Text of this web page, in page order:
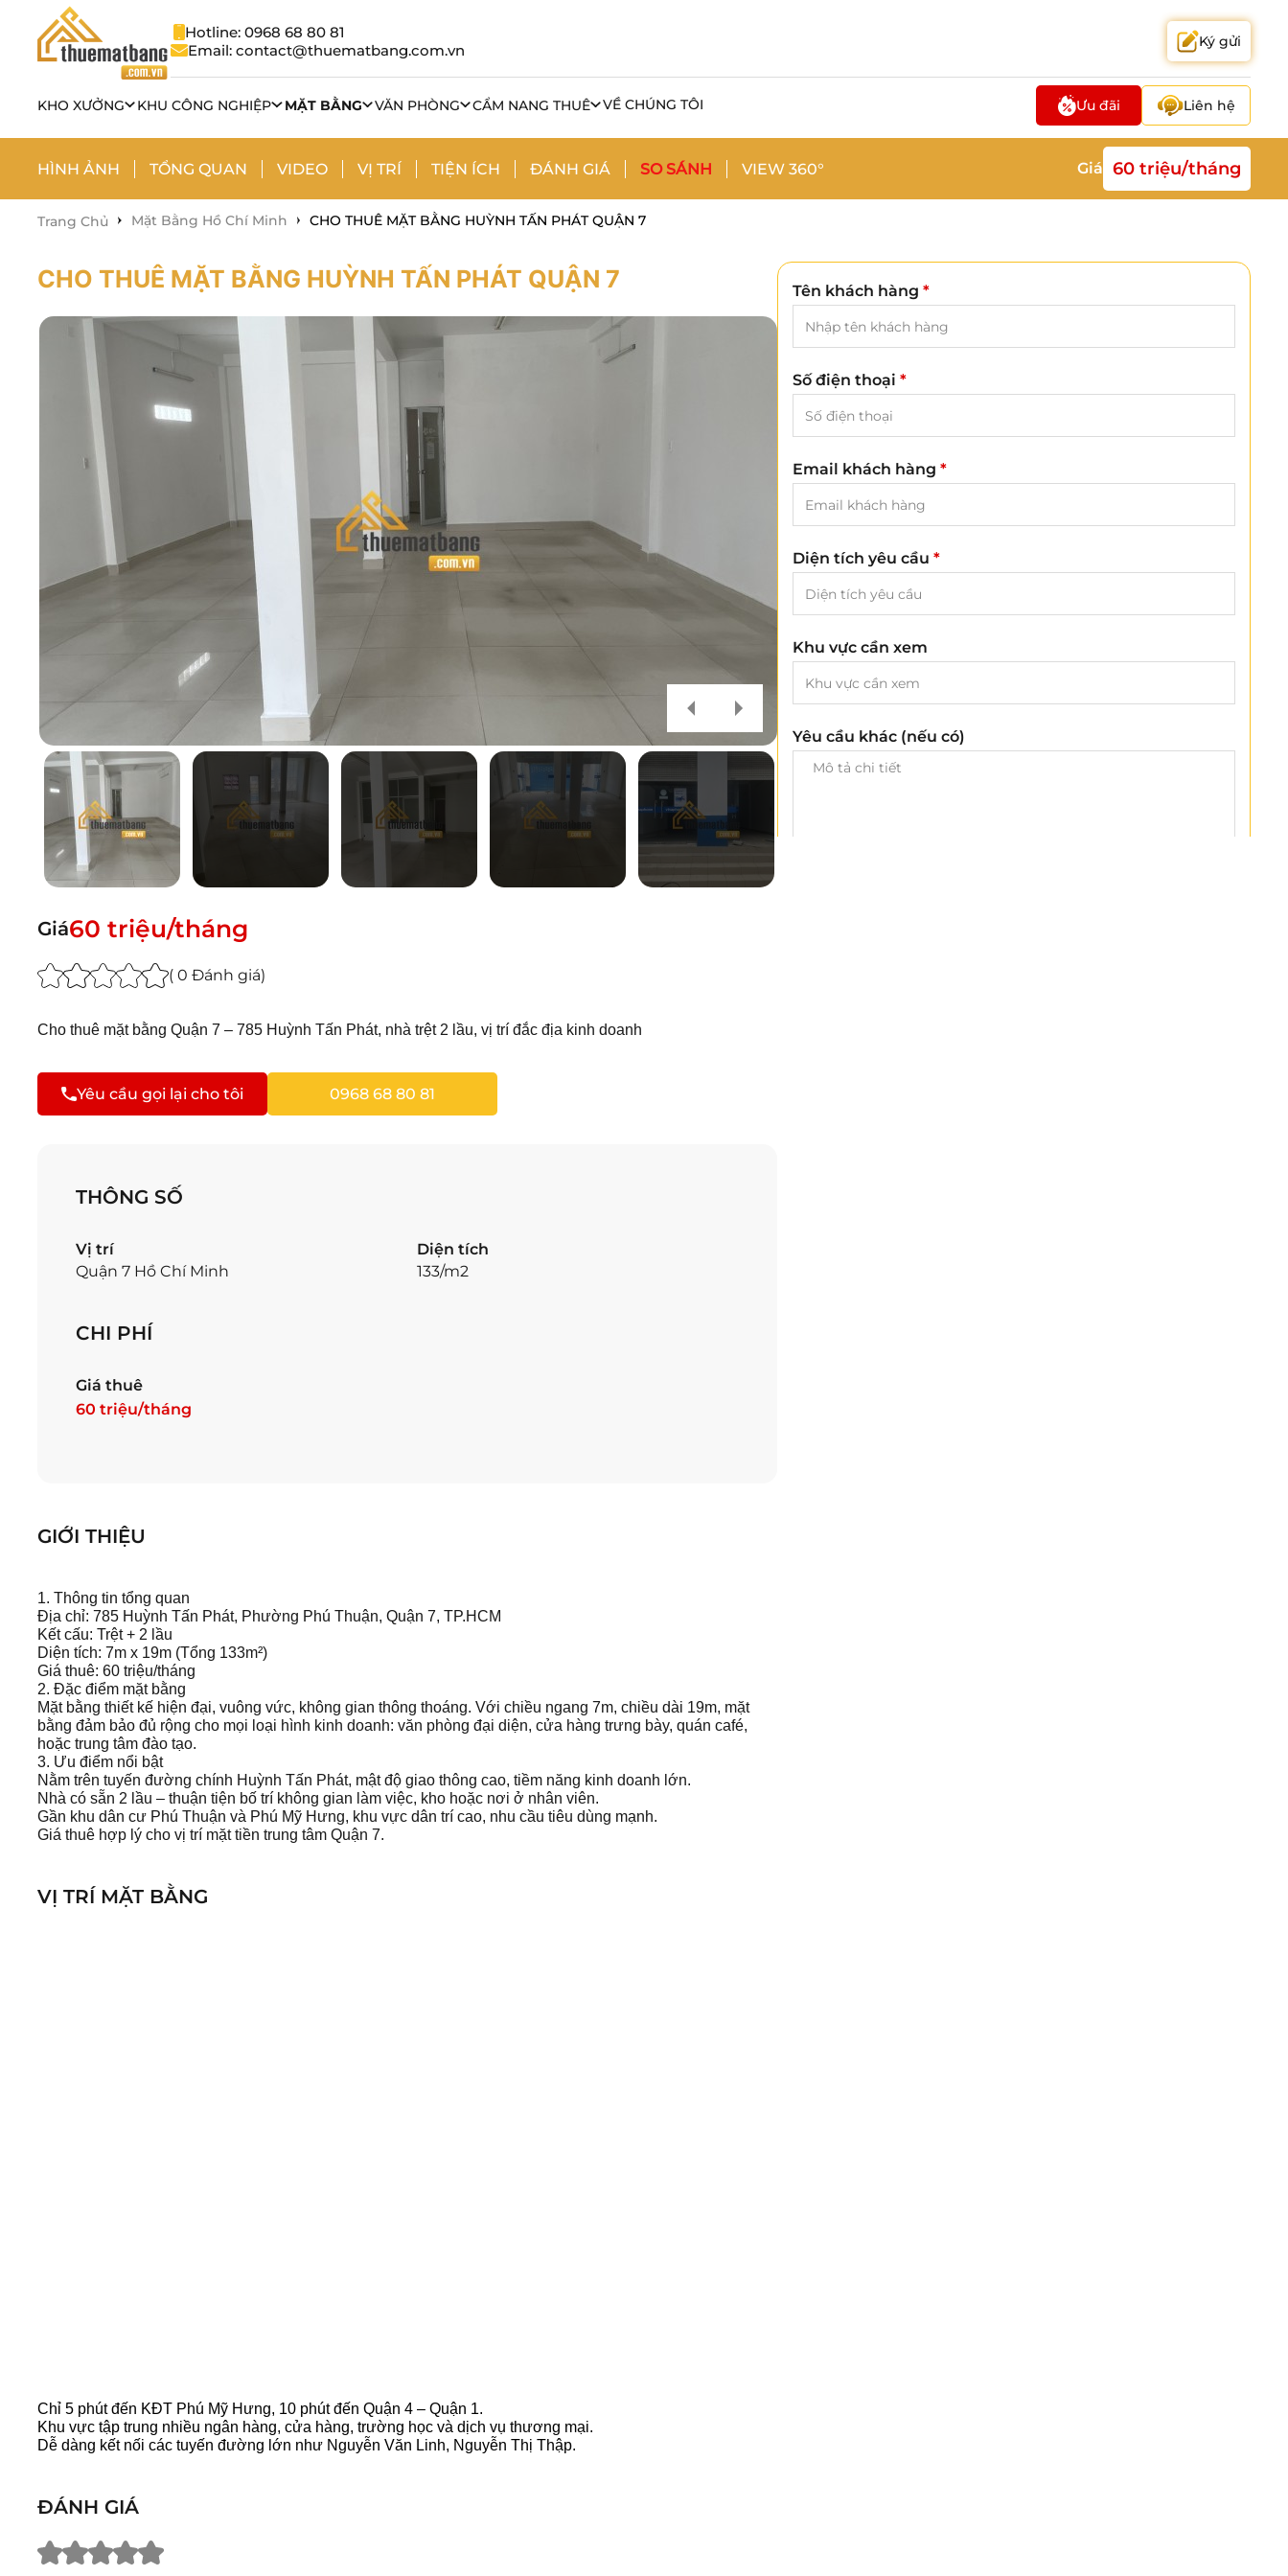
Hotline: 0968 68 80 81
Email: contact@thuematbang.com.vn
Ký gửi
KHO XƯỞNG KHU CÔNG NGHIỆP MẶT BẰNG VĂN PHÒNG CẨM NANG THUÊ VỀ CHÚNG TÔI Ưu đãi Liên hệ
HÌNH ẢNH TỔNG QUAN VIDEO VỊ TRÍ TIỆN ÍCH ĐÁNH GIÁ SO SÁNH VIEW 360° Giá 60 triệu/tháng
Trang Chủ Mặt Bằng Hồ Chí Minh CHO THUÊ MẶT BẰNG HUỲNH TẤN PHÁT QUẬN 7
CHO THUÊ MẶT BẰNG HUỲNH TẤN PHÁT QUẬN 7
Giá60 triệu/tháng
( 0 Đánh giá)
Cho thuê mặt bằng Quận 7 – 785 Huỳnh Tấn Phát, nhà trệt 2 lầu, vị trí đắc địa kinh doanh
Yêu cầu gọi lại cho tôi 0968 68 80 81
THÔNG SỐ
Vị trí
Quận 7 Hồ Chí Minh
Diện tích
133/m2
CHI PHÍ
Giá thuê
60 triệu/tháng
GIỚI THIỆU
1. Thông tin tổng quan
Địa chỉ: 785 Huỳnh Tấn Phát, Phường Phú Thuận, Quận 7, TP.HCM
Kết cấu: Trệt + 2 lầu
Diện tích: 7m x 19m (Tổng 133m²)
Giá thuê: 60 triệu/tháng
2. Đặc điểm mặt bằng
Mặt bằng thiết kế hiện đại, vuông vức, không gian thông thoáng. Với chiều ngang 7m, chiều dài 19m, mặt
bằng đảm bảo đủ rộng cho mọi loại hình kinh doanh: văn phòng đại diện, cửa hàng trưng bày, quán café,
hoặc trung tâm đào tạo.
3. Ưu điểm nổi bật
Nằm trên tuyến đường chính Huỳnh Tấn Phát, mật độ giao thông cao, tiềm năng kinh doanh lớn.
Nhà có sẵn 2 lầu – thuận tiện bố trí không gian làm việc, kho hoặc nơi ở nhân viên.
Gần khu dân cư Phú Thuận và Phú Mỹ Hưng, khu vực dân trí cao, nhu cầu tiêu dùng mạnh.
Giá thuê hợp lý cho vị trí mặt tiền trung tâm Quận 7.
VỊ TRÍ MẶT BẰNG
Chỉ 5 phút đến KĐT Phú Mỹ Hưng, 10 phút đến Quận 4 – Quận 1.
Khu vực tập trung nhiều ngân hàng, cửa hàng, trường học và dịch vụ thương mại.
Dễ dàng kết nối các tuyến đường lớn như Nguyễn Văn Linh, Nguyễn Thị Thập.
ĐÁNH GIÁ
Tên khách hàng*
Số điện thoại*
Email khách hàng*
Diện tích yêu cầu*
Khu vực cần xem
Yêu cầu khác (nếu có)